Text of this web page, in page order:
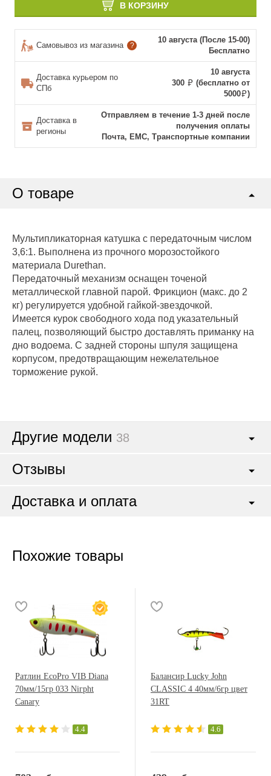
В КОРЗИНУ
Самовывоз из магазина ?
10 августа (После 15-00)
Бесплатно
Доставка курьером по
СПб
10 августа
300
(бесплатно от
5000
)
Доставка в
регионы
Отправляем в течение 1-3 дней после
получения оплаты
Почта, ЕМС, Транспортные компании
О товаре
Мультипликаторная катушка с передаточным числом
3,6:1. Выполнена из прочного морозостойкого
материала Durethan.
Передаточный механизм оснащен точеной
металлической главной парой. Фрикцион (макс. до 2
кг) регулируется удобной гайкой-звездочкой.
Имеется курок свободного хода под указательный
палец, позволяющий быстро доставлять приманку на
дно водоема. С задней стороны шпуля защищена
корпусом, предотвращающим нежелательное
торможение рукой.
Другие модели 38
Отзывы
Доставка и оплата
Похожие товары
Ратлин EcoPro VIB Diana
70мм/15гр 033 Niгрht
Canary
4.4
Балансир Lucky John
CLASSIC 4 40мм/6гр цвет
31RT
4.6